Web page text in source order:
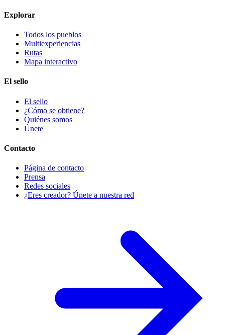
Explorar
Todos los pueblos
Multiexperiencias
Rutas
Mapa interactivo
El sello
El sello
¿Cómo se obtiene?
Quiénes somos
Únete
Contacto
Página de contacto
Prensa
Redes sociales
¿Eres creador? Únete a nuestra red